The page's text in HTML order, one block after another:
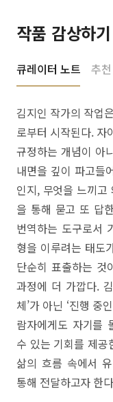
작품 감상하기
큐레이터 노트 추
김지인 작가의 작업
로부터 시작된다. 자
규정하는 개념이 아
내면을 깊이 파고들
인지, 무엇을 느끼고
을 통해 묻고 또 답
번역하는 도구로서
형을 이루려는 태도
단순히 표출하는 것
과정에 더 가깝다.
체’가 아닌 ‘진행 중
람자에게도 자기를
수 있는 기회를 제
삶의 흐름 속에서
통해 전달하고자 한